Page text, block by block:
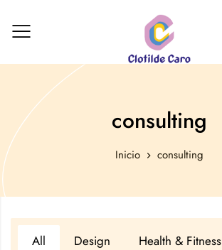
consulting
Inicio consulting
All Design
Health & Fitness